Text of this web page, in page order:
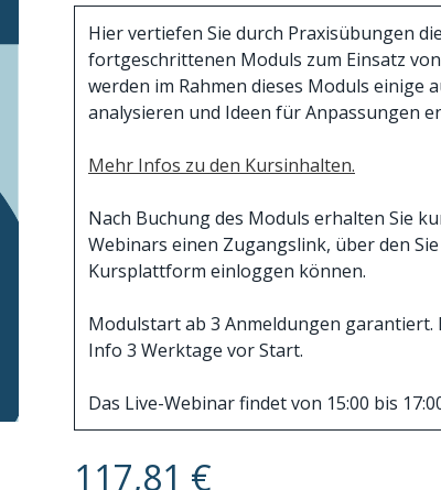
Hier vertiefen Sie durch Praxisübungen
fortgeschrittenen Moduls zum Einsatz von
werden im Rahmen dieses Moduls einige
analysieren und Ideen für Anpassungen
Mehr Infos zu den Kursinhalten.
Nach Buchung des Moduls erhalten Sie
Webinars einen Zugangslink, über den
Kursplattform einloggen können.
Modulstart ab 3 Anmeldungen garantiert.
Info 3 Werktage vor Start.
Das Live-Webinar findet von 15:00 bis
117,81 €